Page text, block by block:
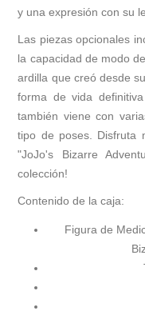
y una expresión con su
Las piezas opcionales
la capacidad de modo
ardilla que creó desde
forma de vida
también viene con
tipo de poses. Disfruta
"JoJo's Bizarre
colección!
Contenido de la caja:
Figura de